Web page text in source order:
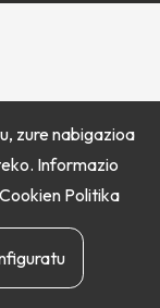
zure nabigazioa
Informazio
Cookien Politika